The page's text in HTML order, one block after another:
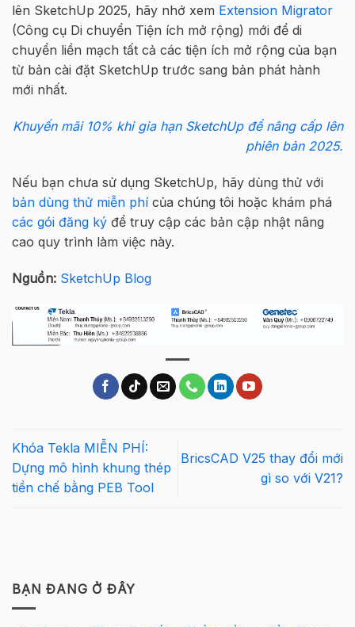
lên SketchUp 2025, hãy nhớ xem Extension Migrator
(Công cụ Di chuyển Tiện ích mở rộng) mới để di
chuyển liền mạch tất cả các tiện ích mở rộng của bạn
từ bản cài đặt SketchUp trước sang bản phát hành
mới nhất.
Khuyến mãi 10% khi gia hạn SketchUp để nâng cấp lên
phiên bản 2025.
Nếu bạn chưa sử dụng SketchUp, hãy dùng thử với
bản dùng thử miễn phícủa chúng tôi hoặc khám phá
các gói đăng ký để truy cập các bản cập nhật nâng
cao quy trình làm việc này.
Nguồn: SketchUp Blog
Khóa Tekla MIỄN PHÍ:
Dựng mô hình khung thép
tiền chế bằng PEB Tool
BricsCAD V25 thay đổi mới
gì so với V21?
BẠN ĐANG Ở ĐÂY